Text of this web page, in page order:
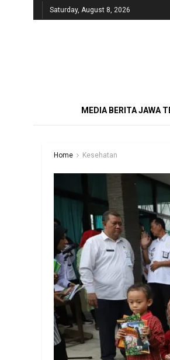
Saturday, August 8, 2026
MEDIA BERITA JAWA
Home Kesehatan